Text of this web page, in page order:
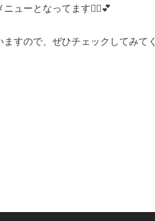
ューとなってます👰‍♀️💕
すので、ぜひチェックしてみて